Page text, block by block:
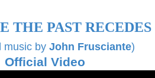
THE PAST RECEDES
music by John Frusciante)
Official Video